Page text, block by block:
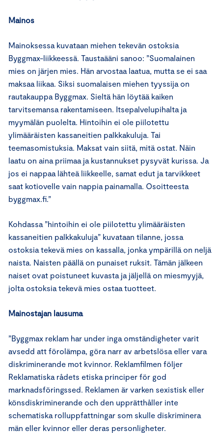
Mainos
Mainoksessa kuvataan miehen tekevän ostoksia
Byggmax-liikkeessä. Taustaääni sanoo: ”Suomalainen
mies on järjen mies. Hän arvostaa laatua, mutta se ei saa
maksaa liikaa. Siksi suomalaisen miehen tyyssija on
rautakauppa Byggmax. Sieltä hän löytää kaiken
tarvitsemansa rakentamiseen. Itsepalvelupihalta ja
myymälän puolelta. Hintoihin ei ole piilotettu
ylimääräisten kassaneitien palkkakuluja. Tai
teemasomistuksia. Maksat vain siitä, mitä ostat. Näin
laatu on aina priimaa ja kustannukset pysyvät kurissa. Ja
jos ei nappaa lähteä liikkeelle, samat edut ja tarvikkeet
saat kotiovelle vain nappia painamalla. Osoitteesta
byggmax.fi.”
Kohdassa ”hintoihin ei ole piilotettu ylimääräisten
kassaneitien palkkakuluja” kuvataan tilanne, jossa
ostoksia tekevä mies on kassalla, jonka ympärillä on neljä
naista. Naisten päällä on punaiset ruksit. Tämän jälkeen
naiset ovat poistuneet kuvasta ja jäljellä on miesmyyjä,
jolta ostoksia tekevä mies ostaa tuotteet.
Mainostajan lausuma
”Byggmax reklam har under inga omständigheter varit
avsedd att förolämpa, göra narr av arbetslösa eller vara
diskriminerande mot kvinnor. Reklamfilmen följer
Reklamatiska rådets etiska principer för god
marknadsföringssed. Reklamen är varken sexistisk eller
könsdiskriminerande och den upprätthåller inte
schematiska rolluppfattningar som skulle diskriminera
män eller kvinnor eller deras personligheter.